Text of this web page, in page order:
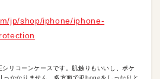
jp/shop/iphone/iphone-
リコーンケースです。肌触りもいいし、ポケ